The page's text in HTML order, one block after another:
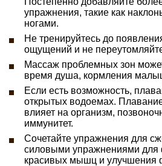
упражнения, такие как
ногами.
Не тренируйтесь до
ощущений и не
Массаж проблемных зон
время душа, кормления
Если есть возможность,
открытых водоемах.
влияет на организм,
иммунитет.
Сочетайте упражнения для
силовыми упражнениями
красивых мышц и улучшения